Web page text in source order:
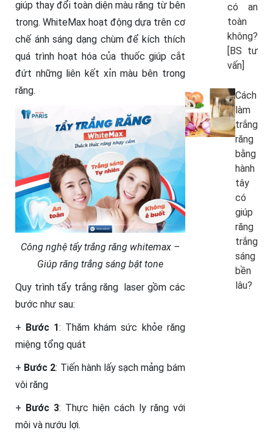
giúp thay đổi toàn diện màu răng từ bên
trong. WhiteMax hoạt động dựa trên cơ
chế ánh sáng dạng chùm để kích thích
quá trình hoạt hóa của thuốc giúp cắt
đứt những liên kết xỉn màu bên trong
răng.
Công nghệ tẩy trắng răng whitemax –
Giúp răng trắng sáng bật tone
Quy trình tẩy trắng răng laser gồm các
bước như sau:
+ Bước 1: Thăm khám sức khỏe răng
miệng tổng quát
+ Bước 2: Tiến hành lấy sạch mảng bám
vôi răng
+ Bước 3: Thực hiện cách ly răng với
môi và nướu lợi.
có an
toàn
không?
[BS tư
vấn]
Cách
làm
trắng
răng
bằng
hành
tây
có
giúp
răng
trắng
sáng
bền
lâu?